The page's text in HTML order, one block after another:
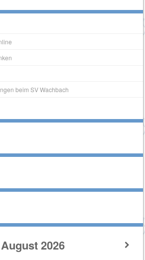
beim SV Wachbach
August 2026